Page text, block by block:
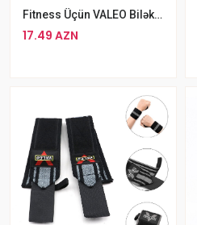
Fitness Üçün VALEO Biləklik Bilək Qoruyucu Qayiş Çüt Biləklik
17.49 AZN